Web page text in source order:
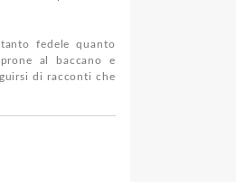
fedele quanto
al baccano e
di racconti che